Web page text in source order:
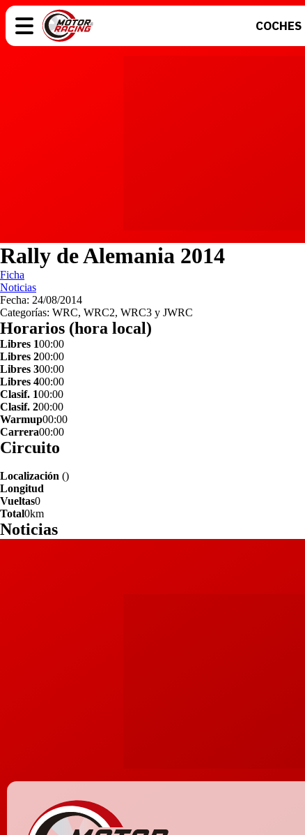
COCHES
Rally de Alemania 2014
Ficha
Noticias
Fecha: 24/08/2014
Categorías: WRC, WRC2, WRC3 y JWRC
Horarios (hora local)
Libres 100:00
Libres 200:00
Libres 300:00
Libres 400:00
Clasif. 100:00
Clasif. 200:00
Warmup00:00
Carrera00:00
Circuito
Localización ()
Longitud
Vueltas0
Total0km
Noticias